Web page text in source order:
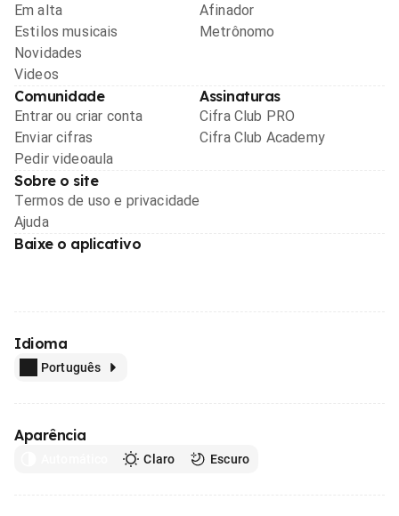
Em alta
Estilos musicais
Novidades
Videos
Afinador
Metrônomo
Comunidade
Entrar ou criar conta
Enviar cifras
Pedir videoaula
Assinaturas
Cifra Club PRO
Cifra Club Academy
Sobre o site
Termos de uso e privacidade
Ajuda
Baixe o aplicativo
Idioma
Português
Aparência
Claro Escuro